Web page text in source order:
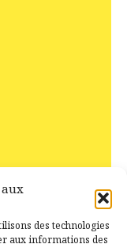
aux
des technologies
aux informations des